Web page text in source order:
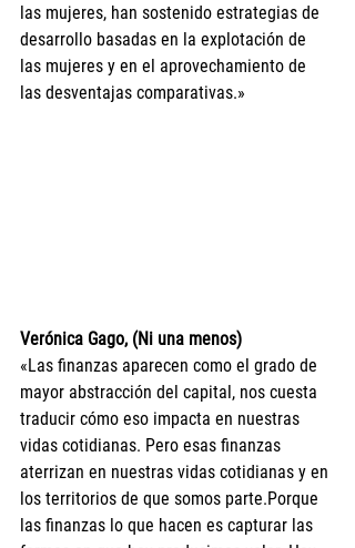
las mujeres, han sostenido estrategias de
desarrollo basadas en la explotación de
las mujeres y en el aprovechamiento de
las desventajas comparativas.»
Verónica Gago, (Ni una menos)
«Las finanzas aparecen como el grado de
mayor abstracción del capital, nos cuesta
traducir cómo eso impacta en nuestras
vidas cotidianas. Pero esas finanzas
aterrizan en nuestras vidas cotidianas y en
los territorios de que somos parte.Porque
las finanzas lo que hacen es capturar las